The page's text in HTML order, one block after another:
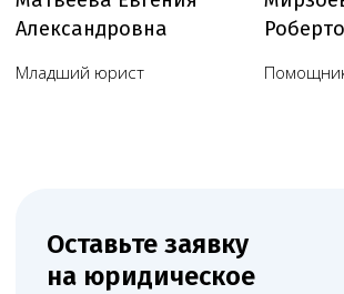
Пользовательское соглашение
с использованием cookie-файлов и сервисов аналитики